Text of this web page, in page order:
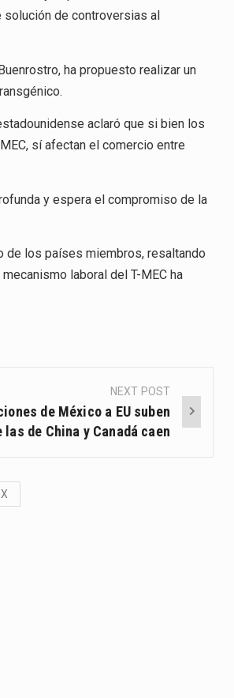
solución de controversias al
ha propuesto realizar un
aclaró que si bien los
sí afectan el comercio entre
y espera el compromiso de la
de los países miembros, resaltando
laboral del T-MEC ha
NEXT POST
de México a EU suben
las de China y Canadá caen